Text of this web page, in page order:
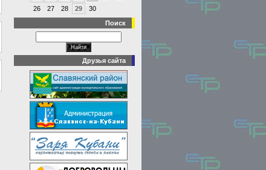
26
27 28 29
30
Поиск
Друзья сайта